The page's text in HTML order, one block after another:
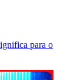
para o